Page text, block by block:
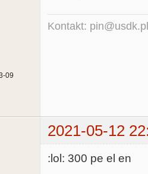
09
Kontakt: pin@usdk.pl
2021-05-12
:lol: 300 pe el en